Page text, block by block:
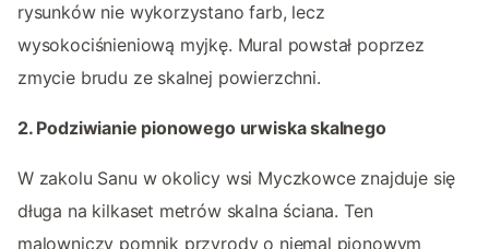
rysunków nie wykorzystano farb, lecz
wysokociśnieniową myjkę. Mural powstał poprzez
zmycie brudu ze skalnej powierzchni.
2. Podziwianie pionowego urwiska skalnego
W zakolu Sanu w okolicy wsi Myczkowce znajduje się
długa na kilkaset metrów skalna ściana. Ten
malowniczy pomnik przyrody o niemal pionowym